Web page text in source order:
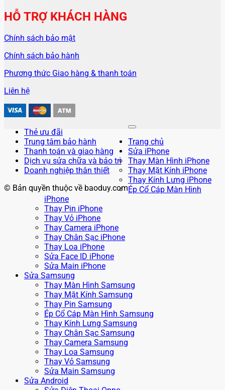
HỖ TRỢ KHÁCH HÀNG
Chính sách bảo mật
Chính sách bảo hành
Phương thức Giao hàng & thanh toán
Liên hệ
Thẻ ưu đãi
Trung tâm bảo hành
Thanh toán và giao hàng
Dịch vụ sửa chữa và bảo trì
Doanh nghiệp thân thiết
© Bản quyền thuộc về baoduy.com
Trang chủ
Sửa iPhone
Thay Màn Hình iPhone
Thay Mặt Kính iPhone
Thay Kính Lưng iPhone
Ép Cổ Cáp Màn Hình
iPhone
Thay Pin iPhone
Thay Vỏ iPhone
Thay Camera iPhone
Thay Chân Sạc iPhone
Thay Loa iPhone
Sửa Face ID iPhone
Sửa Main iPhone
Sửa Samsung
Thay Màn Hình Samsung
Thay Mặt Kính Samsung
Thay Pin Samsung
Ép Cổ Cáp Màn Hình Samsung
Thay Kính Lưng Samsung
Thay Chân Sạc Samsung
Thay Camera Samsung
Thay Loa Samsung
Thay Vỏ Samsung
Sửa Main Samsung
Sửa Android